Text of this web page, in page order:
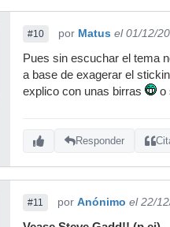
#10 por Matus el 01/12/
Pues sin escuchar el tema
a base de exagerar el
explico con unas birras
o
Responder
#11 por Anónimo el 22/